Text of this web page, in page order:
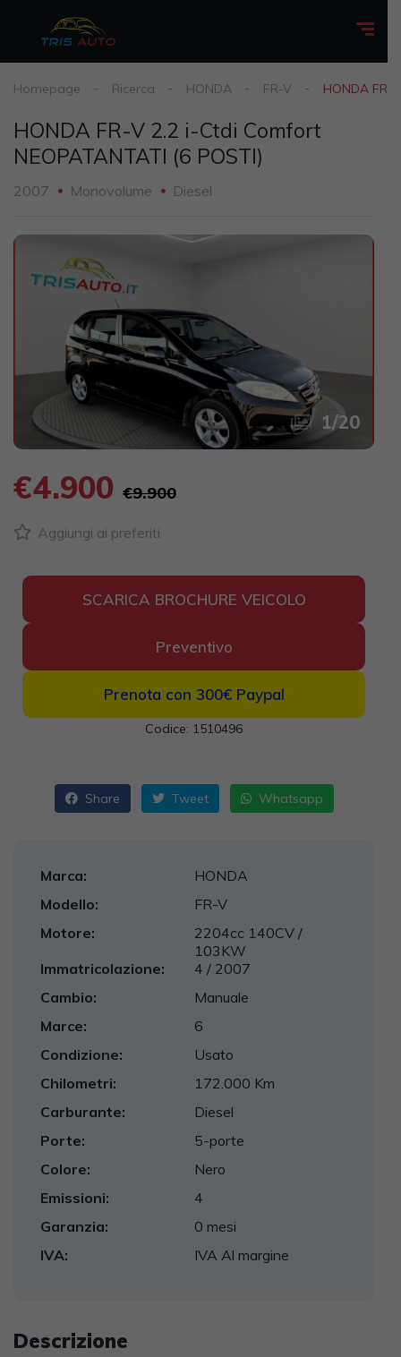
Homepage Ricerca HONDA FR-V HONDA FR-
HONDA FR-V 2.2 i-Ctdi Comfort
NEOPATANTATI (6 POSTI)
2007 Monovolume Diesel
1/20
€4.900 €9.900
Aggiungi ai preferiti
SCARICA BROCHURE VEICOLO
Preventivo
Prenota con 300€ Paypal
Codice: 1510496
Share Tweet Whatsapp
Marca:
HONDA
Modello:
FR-V
Motore:
2204cc 140CV /
103KW
Immatricolazione:
4 / 2007
Cambio:
Manuale
Marce:
6
Condizione:
Usato
Chilometri:
172.000 Km
Carburante:
Diesel
Porte:
5-porte
Colore:
Nero
Emissioni:
4
Garanzia:
0 mesi
IVA:
IVA Al margine
Descrizione